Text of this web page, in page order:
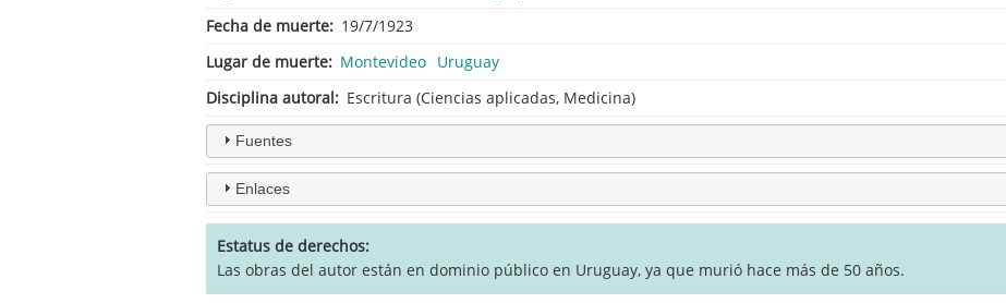
Fecha de muerte
19/7/1923
Lugar de muerte
Montevideo Uruguay
Disciplina autoral
Escritura (Ciencias aplicadas, Medicina)
Fuentes
Enlaces
Estatus de derechos
Las obras del autor están en dominio público en Uruguay, ya que murió hace más de 50 años.